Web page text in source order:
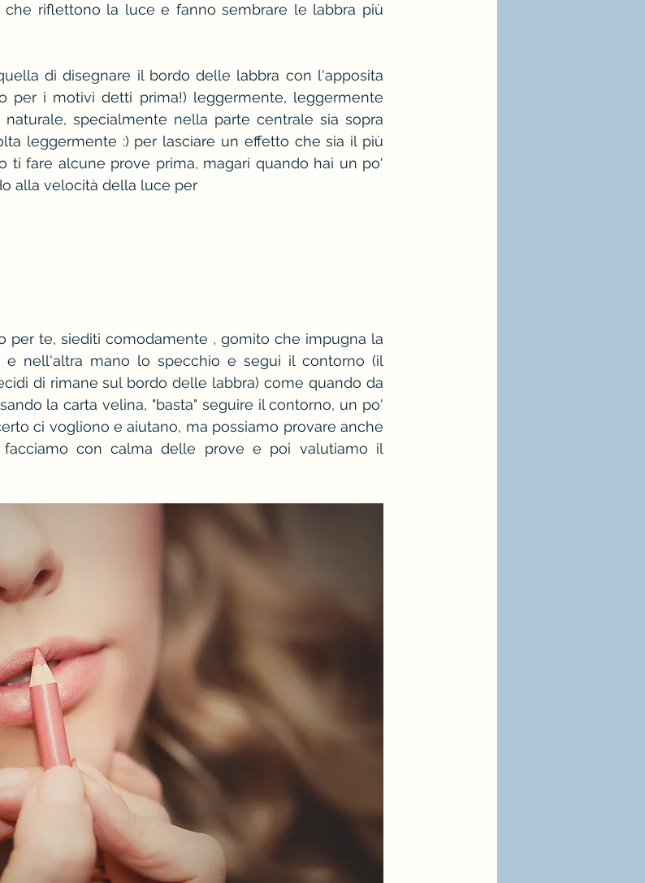
che riflettono la luce e fanno sembrare le labbra più
di disegnare il bordo delle labbra con l'apposita
per i motivi detti prima!) leggermente, leggermente
specialmente nella parte centrale sia sopra
leggermente :) per lasciare un effetto che sia il più
ti fare alcune prove prima, magari quando hai un po'
alla velocità della luce per
per te, siediti comodamente , gomito che impugna la
e nell'altra mano lo specchio e segui il contorno (il
di rimane sul bordo delle labbra) come quando da
la carta velina, "basta" seguire il contorno, un po'
ci vogliono e aiutano, ma possiamo provare anche
con calma delle prove e poi valutiamo il